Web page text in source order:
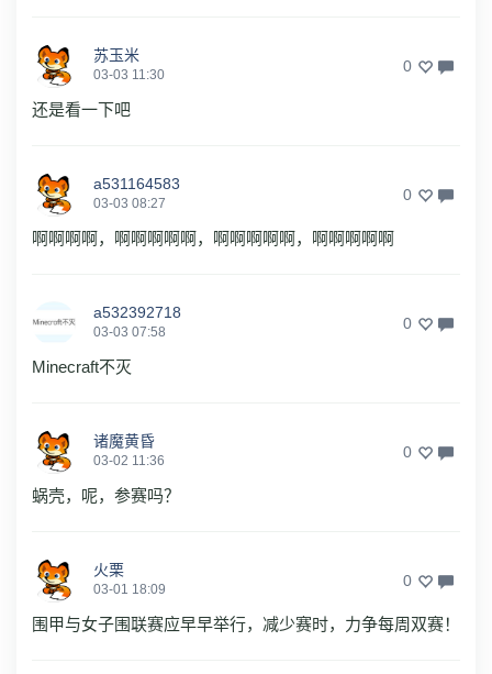
苏玉米
03-03 11:30 0
还是看一下吧
a531164583
03-03 08:27 0
啊啊啊啊，啊啊啊啊啊，啊啊啊啊啊，啊啊啊啊啊
a532392718
03-03 07:58 0
Minecraft不灭
诸魔黄昏
03-02 11:36 0
蜗壳，呢，参赛吗？
火栗
03-01 18:09 0
围甲与女子围联赛应早早举行，减少赛时，力争每周双赛！